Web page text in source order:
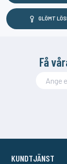
GLÖMT
Få
KUNDTJÄNST